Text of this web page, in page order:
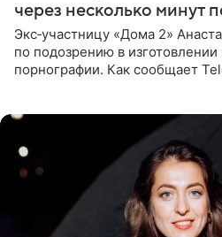
через несколько минут
Экс‑участницу «Дома 2»
по подозрению в
порнографии. Как сообщает